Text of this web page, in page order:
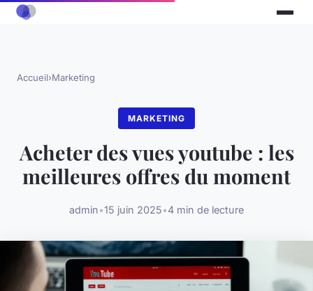
Accueil›Marketing
MARKETING
Acheter des vues youtube : les
meilleures offres du moment
admin•15 juin 2025•4 min de lecture